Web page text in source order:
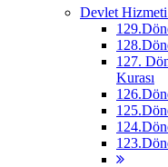
Devlet
127.
Kurası